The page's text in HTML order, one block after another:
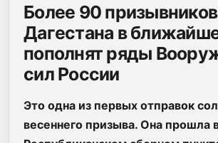
Более 90
Дагестана в
пополнят ряды
сил России
Это одна из первых отправок
весеннего призыва. Она прошла